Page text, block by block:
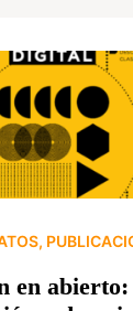
,
en abierto: